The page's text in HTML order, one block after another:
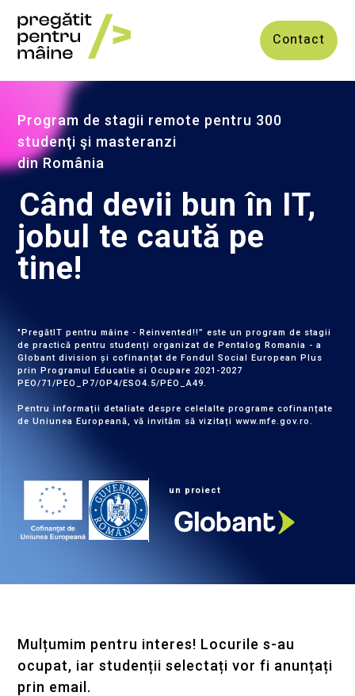
Contact
Program de stagii remote pentru 300
studenţi şi masteranzi
din România
Când devii bun în IT,
jobul te caută pe
tine!
"PregătIT pentru mâine - Reinvented!!” este un program de stagii
de practică pentru studenți organizat de Pentalog Romania - a
Globant division și cofinanțat de Fondul Social European Plus
prin Programul Educatie si Ocupare 2021-2027
PEO/71/PEO_P7/OP4/ESO4.5/PEO_A49.
Pentru informații detaliate despre celelalte programe cofinanțate
de Uniunea Europeană, vă invităm să vizitațiwww.mfe.gov.ro.
un proiect
Mulțumim pentru interes! Locurile s-au
ocupat, iar studenții selectați vor fi anunțați
prin email.